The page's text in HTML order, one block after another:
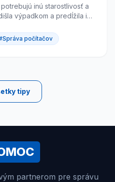
inú starostlivosť a
výpadkom a predĺžila ich
počítačov
tipy
partnerom pre správu